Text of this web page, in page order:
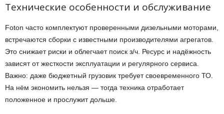
Технические особенности и обслуживание
Foton часто комплектуют проверенными дизельными моторами,
встречаются сборки с известными производителями агрегатов.
Это снижает риски и облегчает поиск з/ч. Ресурс и надёжность
зависят от жесткости эксплуатации и регулярного сервиса.
Важно: даже бюджетный грузовик требует своевременного ТО.
На нём экономить нельзя — тогда техника отработает
положенное и прослужит дольше.